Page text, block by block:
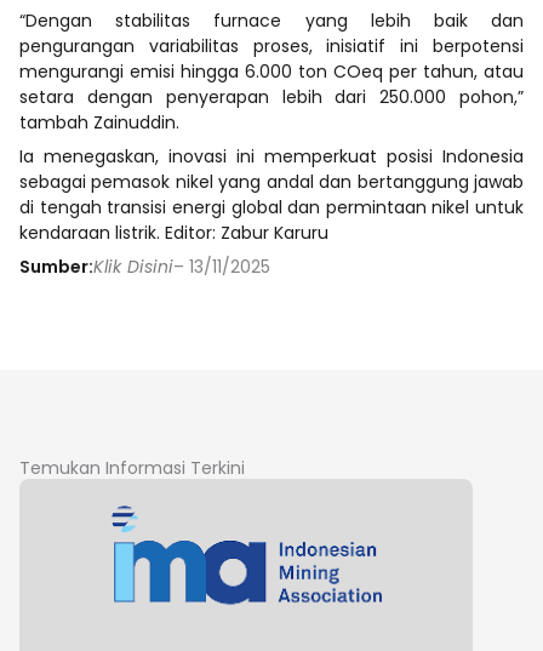
“Dengan stabilitas furnace yang lebih baik dan
pengurangan variabilitas proses, inisiatif ini berpotensi
mengurangi emisi hingga 6.000 ton COeq per tahun, atau
setara dengan penyerapan lebih dari 250.000 pohon,”
tambah Zainuddin.
Ia menegaskan, inovasi ini memperkuat posisi Indonesia
sebagai pemasok nikel yang andal dan bertanggung jawab
di tengah transisi energi global dan permintaan nikel untuk
kendaraan listrik. Editor: Zabur Karuru
Sumber:Klik Disini– 13/11/2025
Temukan Informasi Terkini